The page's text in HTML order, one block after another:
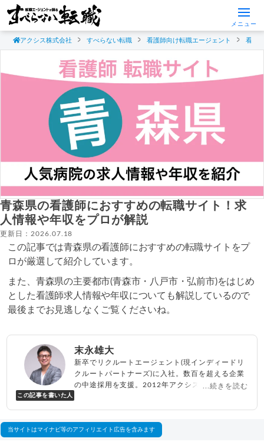
メニュー
アクシス株式会社 すべらない転職 看護師向け転職エージェント 看護
青森県の看護師におすすめの転職サイト！求
人情報や年収をプロが解説
更新日：2026.07.18
この記事では青森県の看護師におすすめの転職サイトをプ
ロが厳選して紹介しています。
また、青森県の主要都市(青森市・八戸市・弘前市)をはじめ
とした看護師求人情報や年収についても解説しているので
最後までお見逃しなくご覧くださいね。
この記事を書いた人
末永雄大
新卒でリクルートエージェント(現インディードリ
クルートパートナーズ)に入社。数百を超える企業
の中途採用を支援。2012年アクシス(株)設立、代
べらない転職エージェント
...続きを読む
当サイトはマイナビ等のアフィリエイト広告を含みます